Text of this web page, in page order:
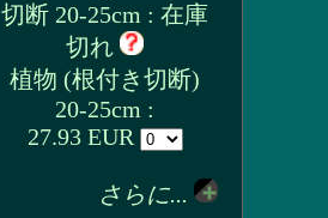
切断 20-25cm : 在庫
切れ
植物 (根付き切断)
20-25cm :
27.93 EUR
さらに...